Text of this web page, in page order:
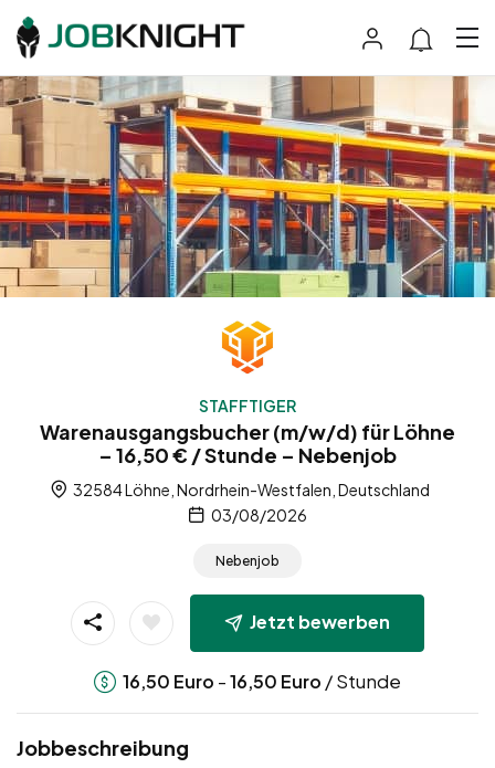
STAFFTIGER
Warenausgangsbucher (m/w/d) für Löhne
– 16,50 € / Stunde – Nebenjob
32584 Löhne, Nordrhein-Westfalen, Deutschland
03/08/2026
Nebenjob
Jetzt bewerben
16,50 Euro -16,50 Euro / Stunde
Jobbeschreibung